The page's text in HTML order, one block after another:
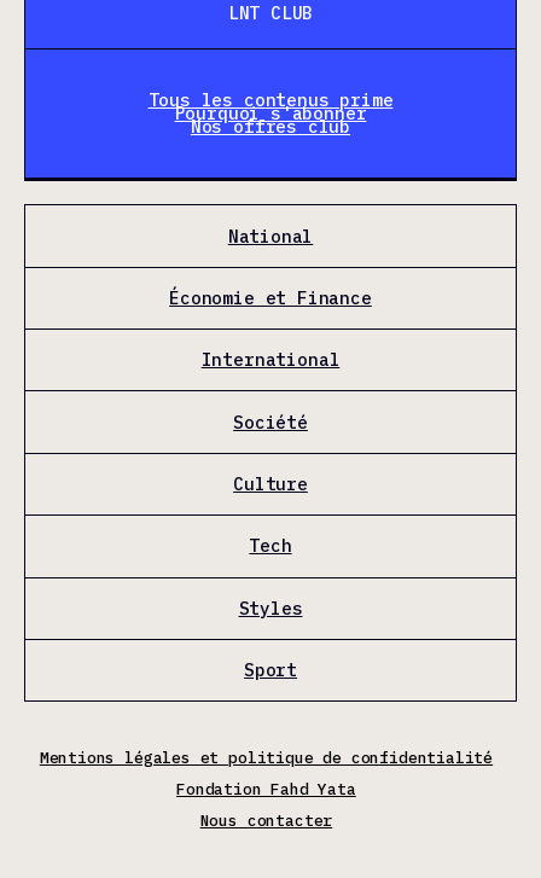
LNT CLUB
Tous les contenus prime
Pourquoi s'abonner
Nos offres club
National
Économie et Finance
International
Société
Culture
Tech
Styles
Sport
Mentions légales et politique de confidentialité
Fondation Fahd Yata
Nous contacter